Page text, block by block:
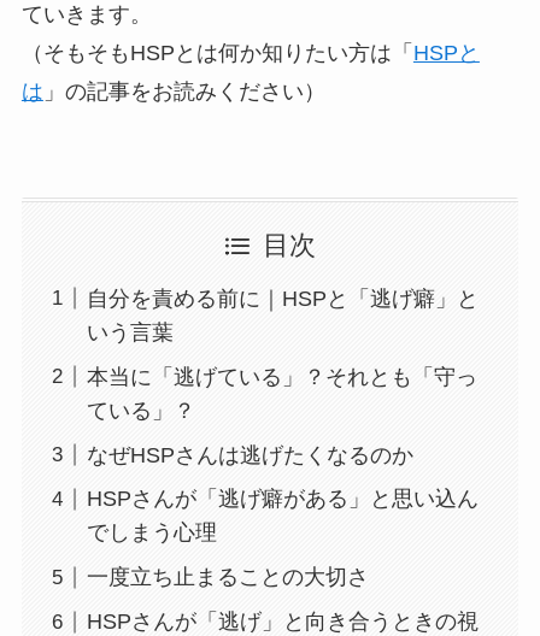
ていきます。
（そもそもHSPとは何か知りたい方は「 HSPと
は 」の記事をお読みください）
目次
自分を責める前に｜HSPと「逃げ癖」と
いう言葉
本当に「逃げている」？それとも「守っ
ている」？
なぜHSPさんは逃げたくなるのか
HSPさんが「逃げ癖がある」と思い込ん
でしまう心理
一度立ち止まることの大切さ
HSPさんが「逃げ」と向き合うときの視